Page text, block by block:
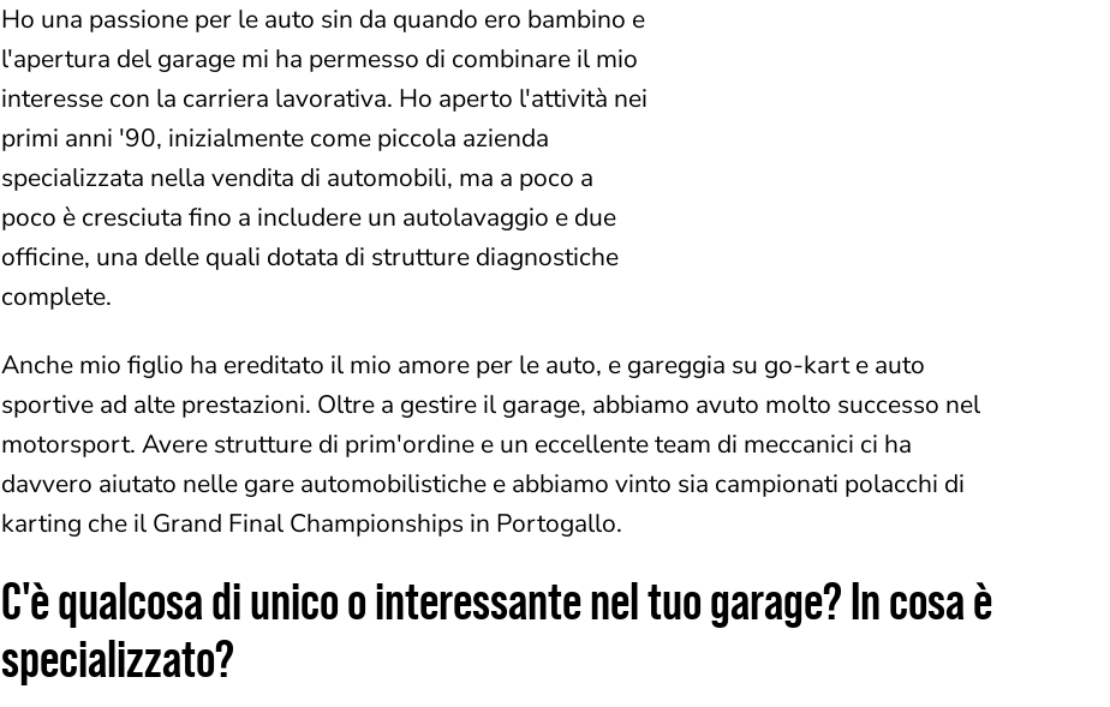
Ho una passione per le auto sin da quando ero bambino e
l'apertura del garage mi ha permesso di combinare il mio
interesse con la carriera lavorativa. Ho aperto l'attività nei
primi anni '90, inizialmente come piccola azienda
specializzata nella vendita di automobili, ma a poco a
poco è cresciuta fino a includere un autolavaggio e due
officine, una delle quali dotata di strutture diagnostiche
complete.
Anche mio figlio ha ereditato il mio amore per le auto, e gareggia su go-kart e auto
sportive ad alte prestazioni. Oltre a gestire il garage, abbiamo avuto molto successo nel
motorsport. Avere strutture di prim'ordine e un eccellente team di meccanici ci ha
davvero aiutato nelle gare automobilistiche e abbiamo vinto sia campionati polacchi di
karting che il Grand Final Championships in Portogallo.
C'è qualcosa di unico o interessante nel tuo garage? In cosa è
specializzato?